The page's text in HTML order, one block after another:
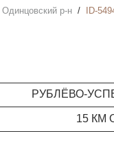
Одинцовский р-н ID-
РУБЛЁВО-
15 КМ